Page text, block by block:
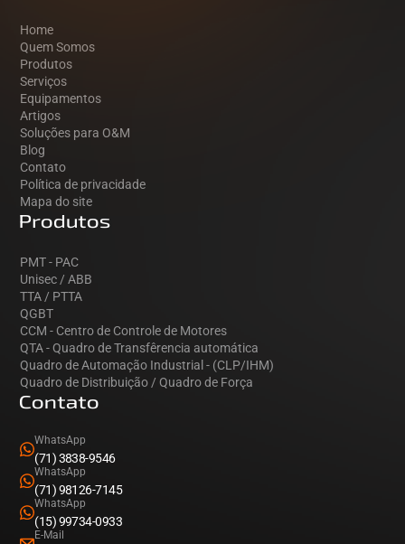
Home
Quem Somos
Produtos
Serviços
Equipamentos
Artigos
Soluções para O&M
Blog
Contato
Política de privacidade
Mapa do site
Produtos
PMT - PAC
Unisec / ABB
TTA / PTTA
QGBT
CCM - Centro de Controle de Motores
QTA - Quadro de Transfêrencia automática
Quadro de Automação Industrial - (CLP/IHM)
Quadro de Distribuição / Quadro de Força
Contato
WhatsApp
(71) 3838-9546
WhatsApp
(71) 98126-7145
WhatsApp
(15) 99734-0933
E-Mail